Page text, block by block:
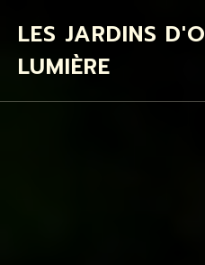
LES JARDINS
LUMIÈRE